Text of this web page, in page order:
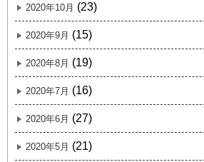
2020年10月 (23)
2020年9月 (15)
2020年8月 (19)
2020年7月 (16)
2020年6月 (27)
2020年5月 (21)